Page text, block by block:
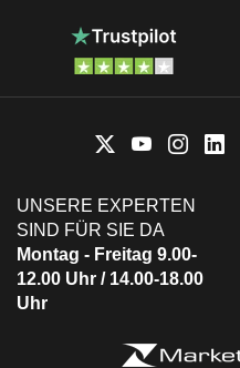
UNSERE EXPERTEN
SIND FÜR SIE DA
Montag - Freitag 9.00-
12.00 Uhr / 14.00-18.00
Uhr